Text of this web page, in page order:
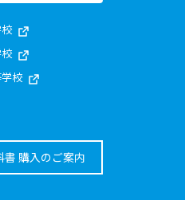
校
購入のご案内